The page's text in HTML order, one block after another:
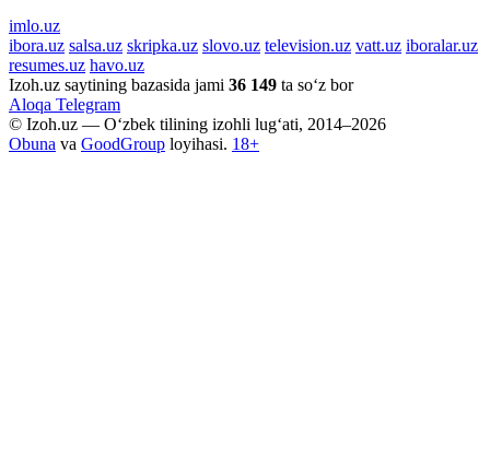
imlo.uz
ibora.uz salsa.uz skripka.uz slovo.uz television.uz vatt.uz iboralar.uz
resumes.uz havo.uz
Izoh.uz saytining bazasida jami 36 149 ta so‘z bor
Aloqa Telegram
© Izoh.uz — O‘zbek tilining izohli lug‘ati, 2014–2026
Obuna va GoodGroup loyihasi. 18+